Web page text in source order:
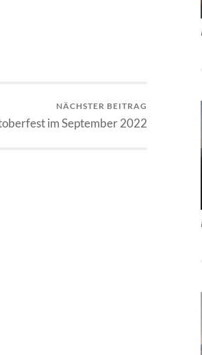
NÄCHSTER BEITRAG
im September 2022